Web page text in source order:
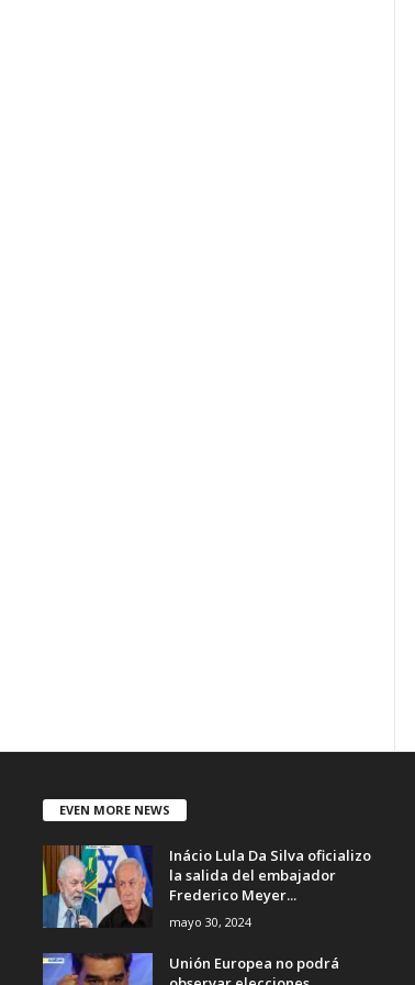
EVEN MORE NEWS
Inácio Lula Da Silva oficializo
la salida del embajador
Frederico Meyer...
mayo 30, 2024
Unión Europea no podrá